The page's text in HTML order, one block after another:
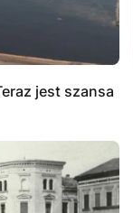
jest szansa